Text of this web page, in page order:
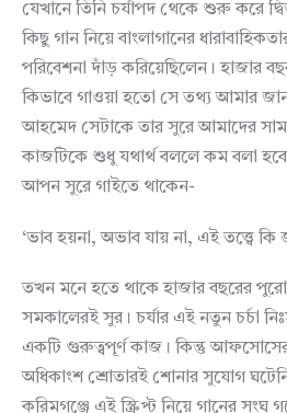
যেখানে তিনি চর্যাপদ থেকে শুরু করে
কিছু গান নিয়ে বাংলাগানের
পরিবেশনা দাঁড় করিয়েছিলেন। হাজার
কিভাবে গাওয়া হতো সে তথ্য আমার
আহমেদ সেটাকে তার সুরে আমাদের
কাজটিকে শুধু যথার্থ বললে কম বলা
আপন সুরে গাইতে থাকেন-
‘ভাব হয়না, অভাব যায় না, এই তত্ত্বে কি
তখন মনে হতে থাকে হাজার বছরের
সমকালেরই সুর। চর্যার এই নতুন চর্চা
একটি গুরুত্বপূর্ণ কাজ। কিন্তু আফসোসের
অধিকাংশ শ্রোতারই শোনার সুযোগ
করিমগঞ্জে এই স্ক্রিপ্ট নিয়ে গানের সংঘ